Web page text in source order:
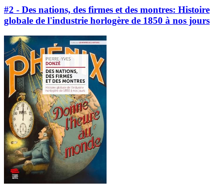
#2 - Des nations, des firmes et des montres: Histoire
globale de l'industrie horlogère de 1850 à nos jours